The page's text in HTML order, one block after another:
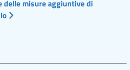
delle misure aggiuntive di